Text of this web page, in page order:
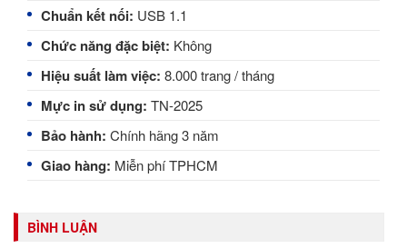
Chuẩn kết nối: USB 1.1
Chức năng đặc biệt: Không
Hiệu suất làm việc: 8.000 trang / tháng
Mực in sử dụng: TN-2025
Bảo hành: Chính hãng 3 năm
Giao hàng: Miễn phí TPHCM
BÌNH LUẬN